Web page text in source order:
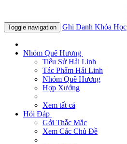
Toggle navigation Ghi Danh Khóa Học
Nhóm Quê Hương
Tiểu Sử Hải Linh
Tác Phẩm Hải Linh
Nhóm Quê Hương
Hợp Xướng
Xem tất cả
Hỏi Đáp
Gởi Thắc Mắc
Xem Các Chủ Đề